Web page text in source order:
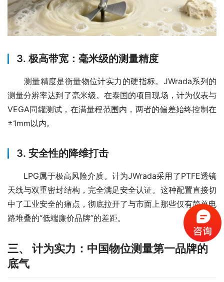
3. 极高带宽：毫米级的测量精度
测量精度是衡量物位计实力的硬指标。JWrada系列的
测量分辨率达到了毫米级。在泰国的项目现场，计为仪表与
VEGA同罐测试，在满量程范围内，两者的偏差始终控制在
±1mm以内。
3. 安全性的降维打击
LPG属于极高风险介质。计为JWrada采用了PTFE透镜
天线与双重密封结构，完全满足安全认证。这种配置直接切
中了工业安全的痛点，彻底拉开了与市面上那些仅有简单电
路堆叠的“低端廉价品牌”的差距。
三、 计为实力：中国物位测量第一品牌的
底气